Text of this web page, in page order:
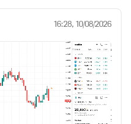
16:28, 10/08/2026